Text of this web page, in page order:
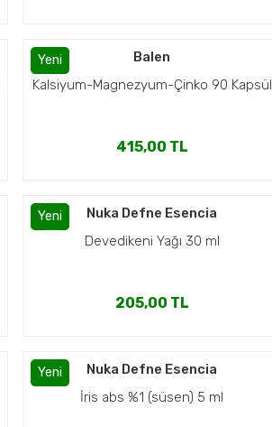
Yeni
Balen
Kalsiyum-Magnezyum-Çinko 90 Kapsül
415,00 TL
Yeni
Nuka Defne Esencia
Devedikeni Yağı 30 ml
205,00 TL
Yeni
Nuka Defne Esencia
İris abs %1 (süsen) 5 ml